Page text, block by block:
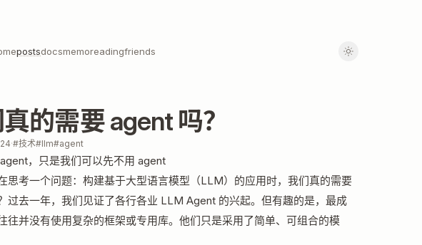
postsdocsmemoreadingfriends
的需要 agent 吗？
·#技术#llm#agent
，只是我们可以先不用 agent
思考一个问题：构建基于大型语言模型（LLM）的应用时，我们真的需要
过去一年，我们见证了各行各业 LLM Agent 的兴起。但有趣的是，最成
往并没有使用复杂的框架或专用库。他们只是采用了简单、可组合的模